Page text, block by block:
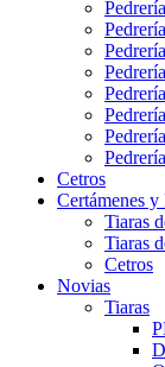
Cetros
Certámenes y
Tiaras
Tiaras
Cetros
Novias
Tiaras